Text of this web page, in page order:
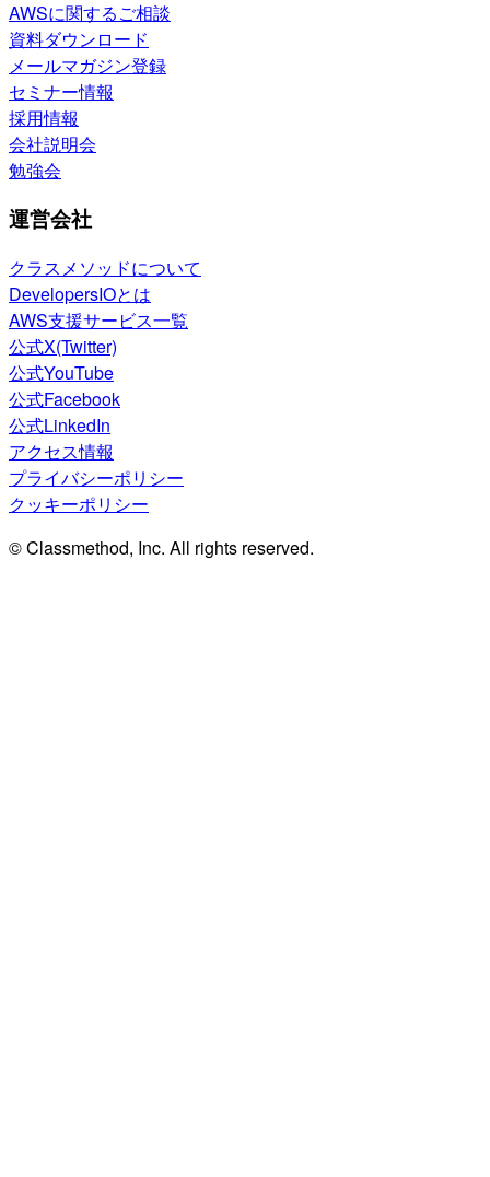
AWSに関するご相談
資料ダウンロード
メールマガジン登録
セミナー情報
採用情報
会社説明会
勉強会
運営会社
クラスメソッドについて
DevelopersIOとは
AWS支援サービス一覧
公式X(Twitter)
公式YouTube
公式Facebook
公式LinkedIn
アクセス情報
プライバシーポリシー
クッキーポリシー
© Classmethod, Inc. All rights reserved.